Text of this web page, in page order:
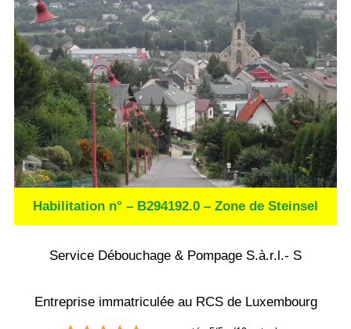
Habilitation n° – B294192.0 – Zone de Steinsel
Service Débouchage & Pompage S.à.r.l.- S
Entreprise immatriculée au RCS de Luxembourg